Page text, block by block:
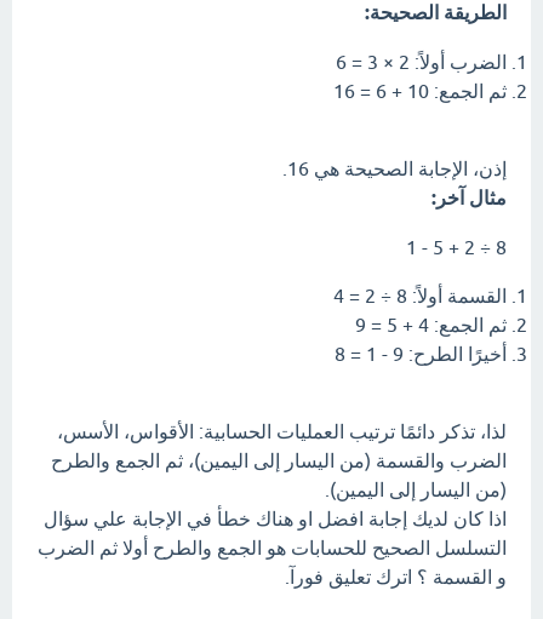
الطريقة الصحيحة:
الضرب أولاً: 2 × 3 = 6
ثم الجمع: 10 + 6 = 16
إذن، الإجابة الصحيحة هي 16.
مثال آخر:
8 ÷ 2 + 5 - 1
القسمة أولاً: 8 ÷ 2 = 4
ثم الجمع: 4 + 5 = 9
أخيرًا الطرح: 9 - 1 = 8
لذا، تذكر دائمًا ترتيب العمليات الحسابية: الأقواس، الأسس،
الضرب والقسمة (من اليسار إلى اليمين)، ثم الجمع والطرح
(من اليسار إلى اليمين).
اذا كان لديك إجابة افضل او هناك خطأ في الإجابة علي سؤال
التسلسل الصحيح للحسابات هو الجمع والطرح أولا ثم الضرب
و القسمة ؟ اترك تعليق فورآ.